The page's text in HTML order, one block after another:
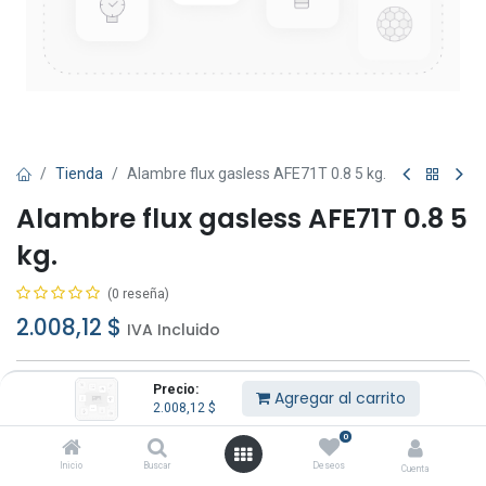
Precio:
2.008,12 $ Agregar al carrito
Inicio Buscar
0
Deseos Cuenta
Tienda Alambre flux gasless AFE71T 0.8 5 kg.
Alambre flux gasless AFE71T 0.8 5
kg.
(0 reseña)
2.008,12 $ IVA Incluido
Agregar al carrito Comprar ahora